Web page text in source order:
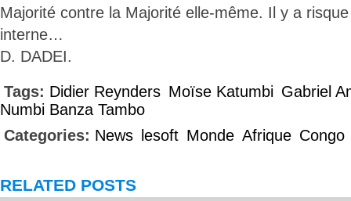
Majorité contre la Majorité elle-même. Il y a risque
interne…
D. DADEI.
Tags: Didier Reynders Moïse Katumbi Gabriel
Numbi Banza Tambo
Categories: News lesoft Monde Afrique Congo
RELATED POSTS